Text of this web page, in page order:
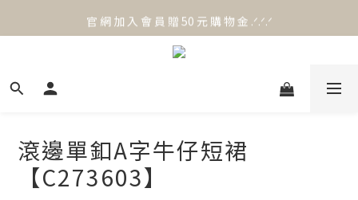
官 網 加 入 會 員 贈 50 元 購 物 金 .ᐟ.ᐟ.ᐟ
官 網 加 入 會 員 贈 50 元 購 物 金 .ᐟ.ᐟ.ᐟ
⟡.·*. 滿 NT.1000 免 運 費 ꔛ♡
滾邊單釦A字牛仔短裙
【C273603】